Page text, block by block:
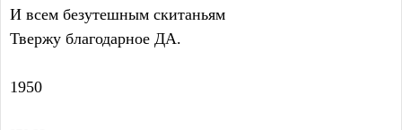
И всем безутешным скитаньям
Твержу благодарное ДА.
1950